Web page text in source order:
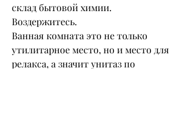
склад бытовой химии.
Воздержитесь.
Ванная комната это не только
утилитарное место, но и место для
релакса, а значит унитаз по